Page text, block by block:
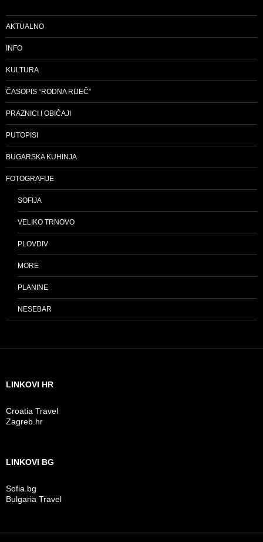
AKTUALNO
INFO
KULTURA
ČASOPIS “RODNA RIJEČ”
PRAZNICI I OBIČAJI
PUTOPISI
BUGARSKA KUHINJA
FOTOGRAFIJE
SOFIJA
VELIKO TRNOVO
PLOVDIV
MORE
PLANINE
NESEBAR
LINKOVI HR
Croatia Travel
Zagreb.hr
LINKOVI BG
Sofia.bg
Bulgaria Travel